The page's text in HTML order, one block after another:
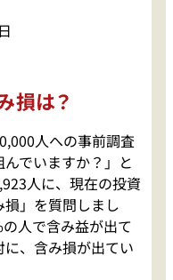
損は？
人への事前調査
でいますか？」と
人に、現在の投資
」を質問しまし
人で含み益が出て
、含み損が出てい